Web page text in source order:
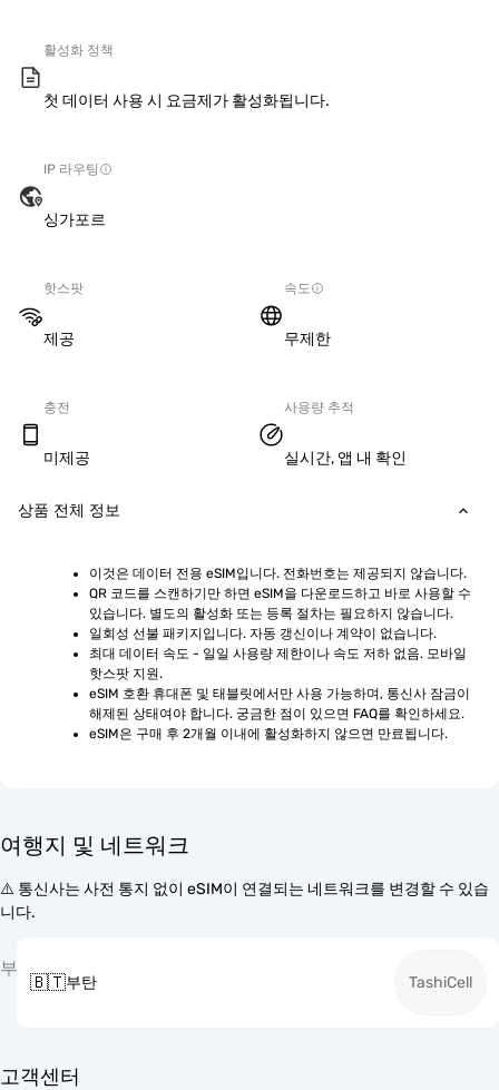
활성화 정책
첫 데이터 사용 시 요금제가 활성화됩니다.
IP 라우팅
싱가포르
핫스팟
제공
속도
무제한
충전
미제공
사용량 추적
실시간, 앱 내 확인
상품 전체 정보
이것은 데이터 전용 eSIM입니다. 전화번호는 제공되지 않습니다.
QR 코드를 스캔하기만 하면 eSIM을 다운로드하고 바로 사용할 수
있습니다. 별도의 활성화 또는 등록 절차는 필요하지 않습니다.
일회성 선불 패키지입니다. 자동 갱신이나 계약이 없습니다.
최대 데이터 속도 - 일일 사용량 제한이나 속도 저하 없음. 모바일
핫스팟 지원.
eSIM 호환 휴대폰 및 태블릿에서만 사용 가능하며, 통신사 잠금이
해제된 상태여야 합니다. 궁금한 점이 있으면 FAQ를 확인하세요.
eSIM은 구매 후 2개월 이내에 활성화하지 않으면 만료됩니다.
여행지 및 네트워크
⚠️ 통신사는 사전 통지 없이 eSIM이 연결되는 네트워크를 변경할 수 있습
니다.
부
🇧🇹부탄 TashiCell
고객센터